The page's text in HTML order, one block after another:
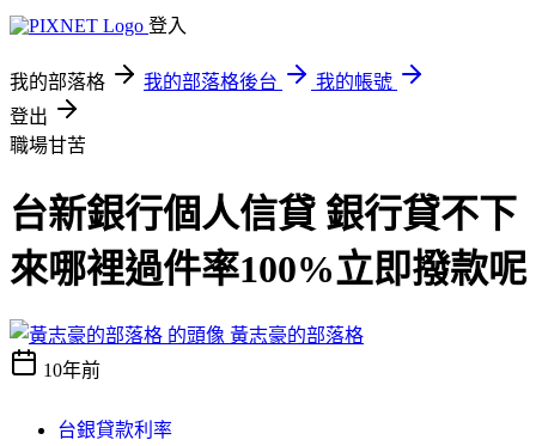
登入
我的部落格 我的部落格後台
我的帳號
登出
職場甘苦
台新銀行個人信貸 銀行貸不下
來哪裡過件率100%立即撥款呢
黃志豪的部落格
10年前
台銀貸款利率